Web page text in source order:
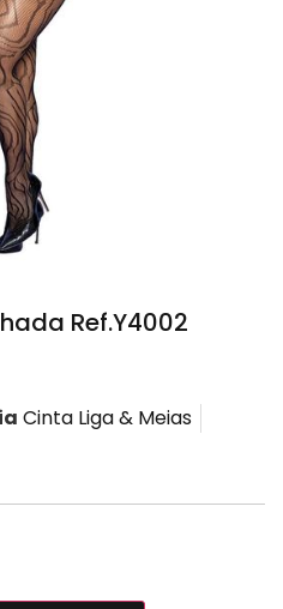
Ref.Y4002
Cinta Liga & Meias